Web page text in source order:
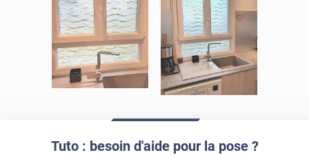
Tuto : besoin d'aide pour la pose ?